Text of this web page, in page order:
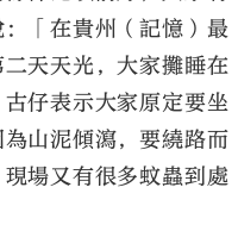
「在貴州（記憶）最
天天光，大家攤睡在
仔表示大家原定要坐
山泥傾瀉，要繞路而
場又有很多蚊蟲到處